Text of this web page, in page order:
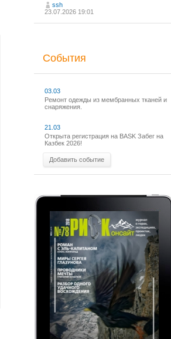
ssh
23.07.2026 19:01
События
03.03
Ремонт одежды из мембранных тканей и
снаряжения.
21.03
Открыта регистрация на BASK Забег на
Казбек 2026!
Добавить событие